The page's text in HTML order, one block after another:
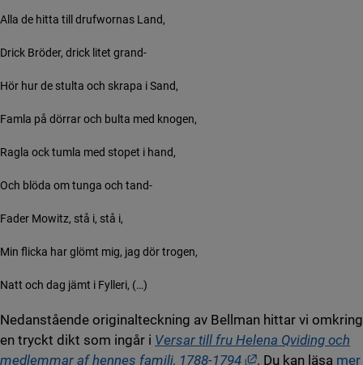
Alla de hitta till drufwornas Land,
Drick Bröder, drick litet grand-
Hör hur de stulta och skrapa i Sand,
Famla på dörrar och bulta med knogen,
Ragla ock tumla med stopet i hand,
Och blöda om tunga och tand-
Fader Mowitz, stå i, stå i,
Min flicka har glömt mig, jag dör trogen,
Natt och dag jämt i Fylleri, (…)
Nedanstående originalteckning av Bellman hittar vi omkring
en tryckt dikt som ingår i Versar till fru Helena Qviding och
medlemmar af hennes familj, 1788-1794
Länk till annan
. Du kan läsa mer